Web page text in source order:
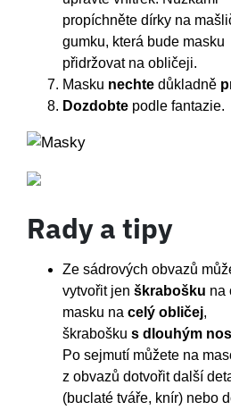
propíchněte dírky na
gumku, která bude masku
přidržovat na obličeji.
Masku nechtedůkladně
Dozdobtepodle fantazie.
Rady a tipy
Ze sádrových obvazů
vytvořit jen škrabošku na
masku na celý obličej,
škrabošku s dlouhým
Po sejmutí můžete na
z obvazů dotvořit další
(buclaté tváře, knír) nebo